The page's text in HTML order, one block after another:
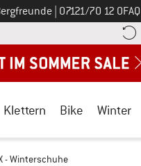
Ruf uns an unter
07121/70 12 0
die Zahlungs-Infos hier! Öffnet
Klettern Bike Winter
- Winterschuhe